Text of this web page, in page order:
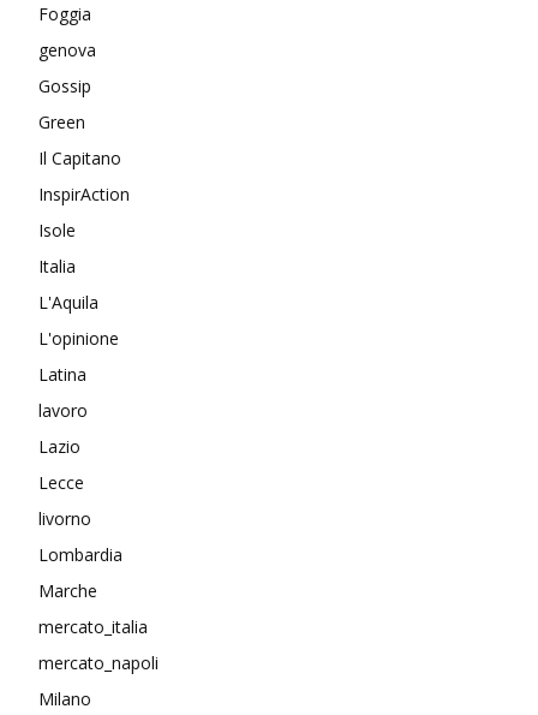
Foggia
genova
Gossip
Green
Il Capitano
InspirAction
Isole
Italia
L'Aquila
L'opinione
Latina
lavoro
Lazio
Lecce
livorno
Lombardia
Marche
mercato_italia
mercato_napoli
Milano